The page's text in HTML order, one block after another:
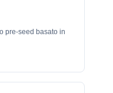
pre-seed basato in